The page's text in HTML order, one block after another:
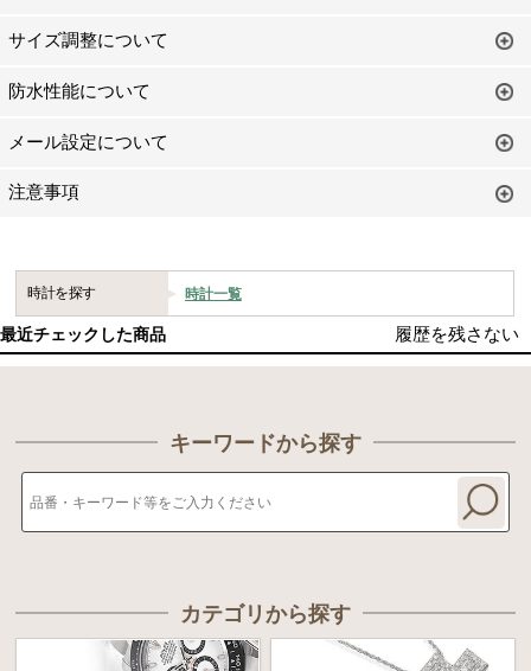
サイズ調整について
防水性能について
メール設定について
注意事項
時計を探す 時計一覧
最近チェックした商品 履歴を残さない
キーワードから探す
カテゴリから探す